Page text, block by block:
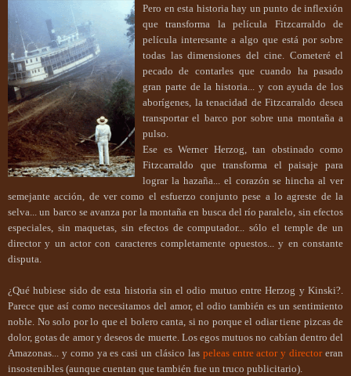
Pero en esta historia hay un punto de inflexión
que transforma la película Fitzcarraldo de
película interesante a algo que está por sobre
todas las dimensiones del cine. Cometeré el
pecado de contarles que cuando ha pasado
gran parte de la historia... y con ayuda de los
aborígenes, la tenacidad de Fitzcarraldo desea
transportar el barco por sobre una montaña a
pulso.
Ese es Werner Herzog, tan obstinado como
Fitzcarraldo que transforma el paisaje para
lograr la hazaña... el corazón se hincha al ver
semejante acción, de ver como el esfuerzo conjunto pese a lo agreste de la
selva... un barco se avanza por la montaña en busca del río paralelo, sin efectos
especiales, sin maquetas, sin efectos de computador... sólo el temple de un
director y un actor con caracteres completamente opuestos... y en constante
disputa.
¿Qué hubiese sido de esta historia sin el odio mutuo entre Herzog y Kinski?.
Parece que así como necesitamos del amor, el odio también es un sentimiento
noble. No solo por lo que el bolero canta, si no porque el odiar tiene pizcas de
dolor, gotas de amor y deseos de muerte. Los egos mutuos no cabían dentro del
Amazonas... y como ya es casi un clásico las peleas entre actor y directoreran
insostenibles (aunque cuentan que también fue un truco publicitario).